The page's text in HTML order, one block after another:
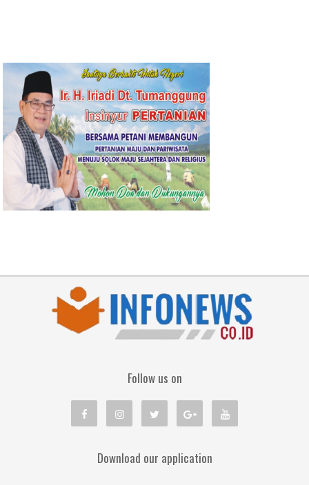
Follow us on
Download our application